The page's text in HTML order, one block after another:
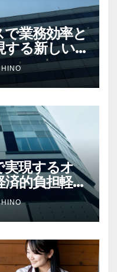
業務効率と
する新しい
実現するオ
済的負担軽減